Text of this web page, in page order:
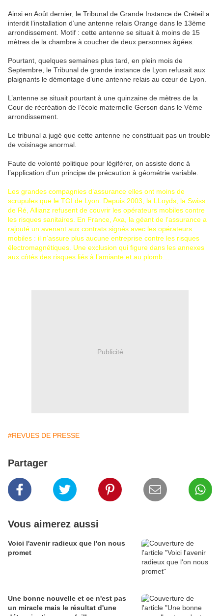
Ainsi en Août dernier, le Tribunal de Grande Instance de Créteil a
interdit l’installation d’une antenne relais Orange dans le 13ème
arrondissement. Motif : cette antenne se situait à moins de 15
mètres de la chambre à coucher de deux personnes âgées.
Pourtant, quelques semaines plus tard, en plein mois de
Septembre, le Tribunal de grande instance de Lyon refusait aux
plaignants le démontage d’une antenne relais au cœur de Lyon.
L’antenne se situait pourtant à une quinzaine de mètres de la
Cour de récréation de l’école maternelle Gerson dans le Vème
arrondissement.
Le tribunal a jugé que cette antenne ne constituait pas un trouble
de voisinage anormal.
Faute de volonté politique pour légiférer, on assiste donc à
l’application d’un principe de précaution à géométrie variable.
Les grandes compagnies d’assurance elles ont moins de
scrupules que le TGI de Lyon. Depuis 2003, la LLoyds, la Swiss
de Ré, Allianz refusent de couvrir les opérateurs mobiles contre
les risques sanitaires. En France, Axa, la géant de l’assurance a
rajouté un avenant aux contrats signés avec les opérateurs
mobiles : il n’assure plus aucune entreprise contre les risques
électromagnétiques. Une exclusion qui figure dans les annexes
aux côtés des risques liés à l’amiante et au plomb…
Publicité
#REVUES DE PRESSE
Partager
Vous aimerez aussi
Voici l'avenir radieux que l'on nous
promet
Une bonne nouvelle et ce n'est pas
un miracle mais le résultat d'une